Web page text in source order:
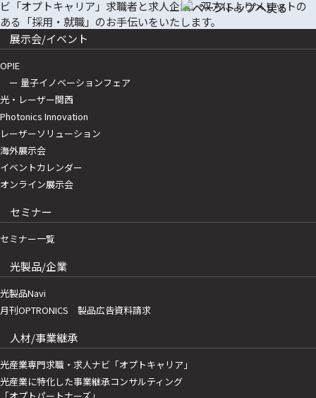
展示会/イベント
OPIE
ー 量子イノベーションフェア
光・レーザー関西
Photonics Innovation
レーザーソリューション
海外展示会
イベントカレンダー
オンライン展示会
セミナー
セミナー一覧
光製品/企業
光製品Navi
月刊OPTRONICS 製品広告資料請求
人材/事業継承
光産業専門求職・求人ナビ「オプトキャリア」
光産業に特化した事業継承コンサルティング